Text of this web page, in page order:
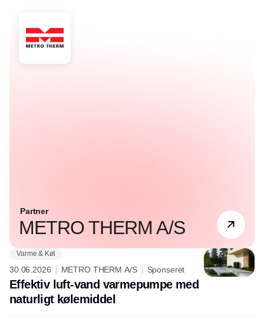
Partner
METRO THERM A/S
Varme & Køl
30.06.2026 METRO THERM A/S Sponseret
Effektiv luft-vand varmepumpe med
naturligt kølemiddel